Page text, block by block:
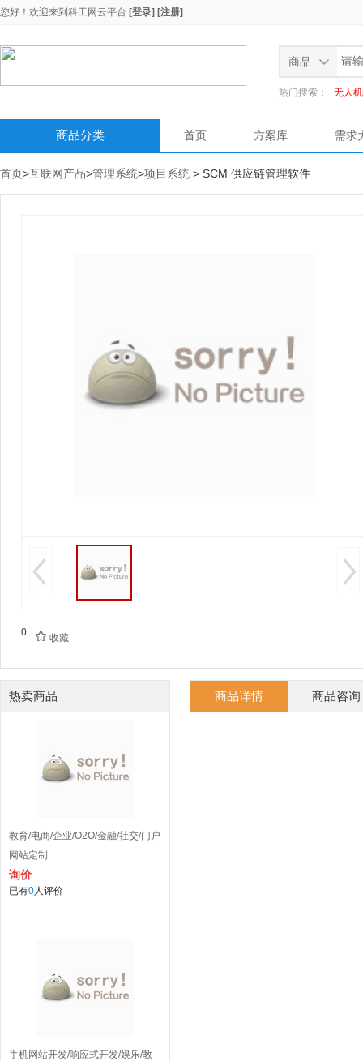
您好！欢迎来到 科工网云平台 [登录] [注册]
商品
热门搜索： 无人机
商品分类 首页 方案库 需求
首页>互联网产品>管理系统>项目系统 > SCM 供应链管理软件
0  收藏
热卖商品
教育/电商/企业/O2O/金融/社交/门户
网站定制
询价
已有0人评价
手机网站开发/响应式开发/娱乐/教
商品详情 商品咨询